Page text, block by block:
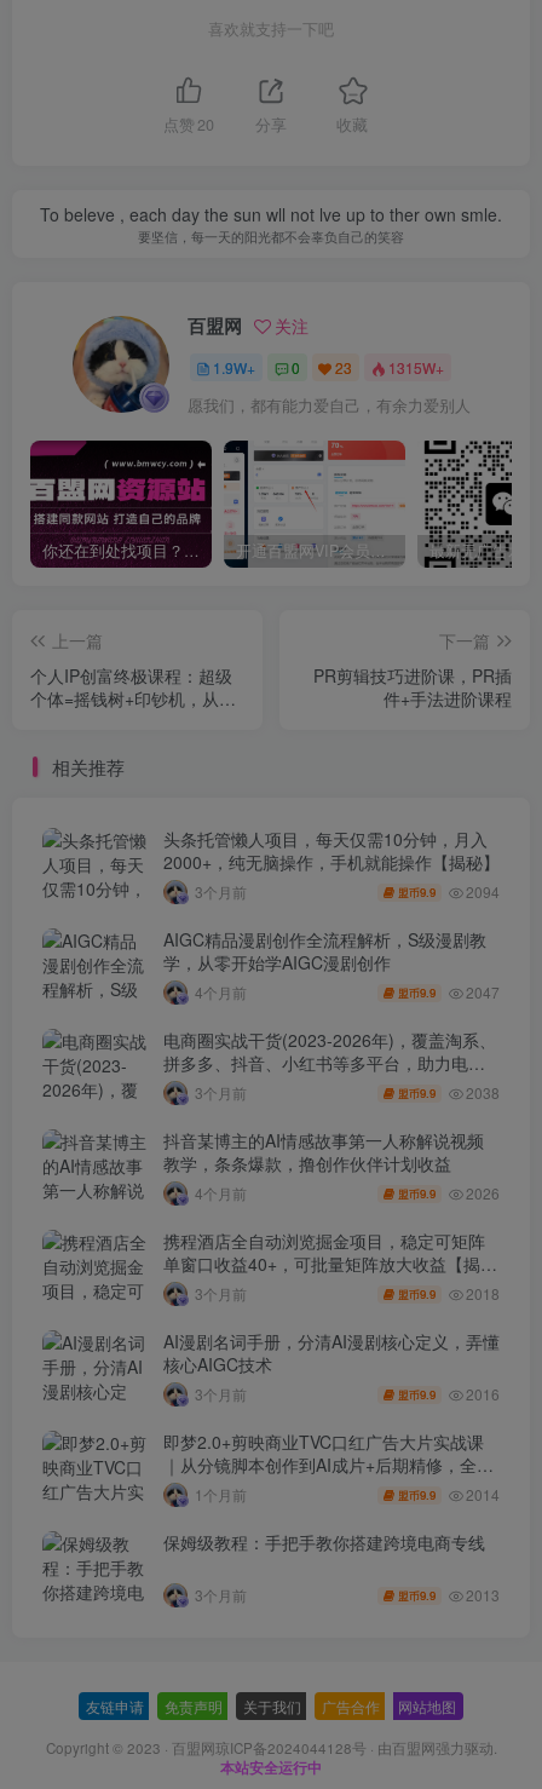
喜欢就支持一下吧
点赞 20 分享 收藏
To beleve , each day the sun wll not lve up to ther own smle.
要坚信，每一天的阳光都不会辜负自己的笑容
百盟网 关注
1.9W+ 0 23 1315W+
愿我们，都有能力爱自己，有余力爱别人
你还在到处找项目？还在当韭菜？我靠卖项目一个月收入5万+，曾经我也是个失败者。 开通百盟网VIP会员，尊享全站资源免费下载，享70%的推广提成！！【限时五折优惠】
上一篇
个人IP创富终极课程：超级
个体=摇钱树+印钞机，从
下一篇
PR剪辑技巧进阶课，PR插
件+手法进阶课程
相关推荐
头条托管懒人项目，每天仅需10分钟，月入
2000+，纯无脑操作，手机就能操作【揭秘】
3个月前 盟币9.9 2094
AIGC精品漫剧创作全流程解析，S级漫剧教
学，从零开始学AIGC漫剧创作
4个月前 盟币9.9 2047
电商圈实战干货(2023-2026年)，覆盖淘系、
拼多多、抖音、小红书等多平台，助力电商
人避开坑、提效率、稳盈利(更新4月)
3个月前 盟币9.9 2038
抖音某博主的AI情感故事第一人称解说视频
教学，条条爆款，撸创作伙伴计划收益
4个月前 盟币9.9 2026
携程酒店全自动浏览掘金项目，稳定可矩阵
单窗口收益40+，可批量矩阵放大收益【揭
秘】3个月前 盟币9.9 2018
AI漫剧名词手册，分清AI漫剧核心定义，弄懂
核心AIGC技术
3个月前 盟币9.9 2016
即梦2.0+剪映商业TVC口红广告大片实战课
｜从分镜脚本创作到AI成片+后期精修，全流
程打造品牌级产品广告
1个月前 盟币9.9 2014
保姆级教程：手把手教你搭建跨境电商专线
3个月前 盟币9.9 2013
友链申请 免责声明 关于我们 广告合作 网站地图
Copyright © 2023 · 百盟网琼ICP备2024044128号 · 由百盟网强力驱动.
本站安全运行中